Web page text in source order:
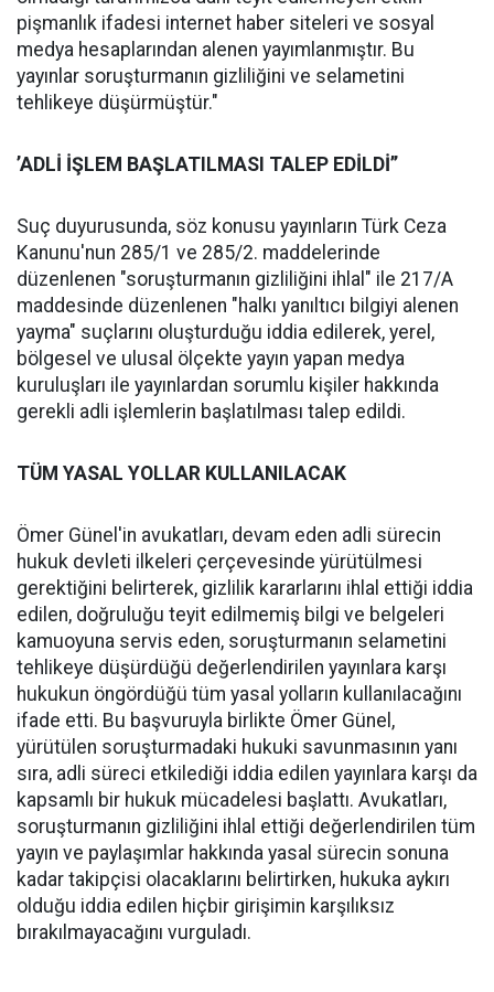
pişmanlık ifadesi internet haber siteleri ve sosyal
medya hesaplarından alenen yayımlanmıştır. Bu
yayınlar soruşturmanın gizliliğini ve selametini
tehlikeye düşürmüştür."
’ADLİ İŞLEM BAŞLATILMASI TALEP EDİLDİ’’
Suç duyurusunda, söz konusu yayınların Türk Ceza
Kanunu'nun 285/1 ve 285/2. maddelerinde
düzenlenen "soruşturmanın gizliliğini ihlal" ile 217/A
maddesinde düzenlenen "halkı yanıltıcı bilgiyi alenen
yayma" suçlarını oluşturduğu iddia edilerek, yerel,
bölgesel ve ulusal ölçekte yayın yapan medya
kuruluşları ile yayınlardan sorumlu kişiler hakkında
gerekli adli işlemlerin başlatılması talep edildi.
TÜM YASAL YOLLAR KULLANILACAK
Ömer Günel'in avukatları, devam eden adli sürecin
hukuk devleti ilkeleri çerçevesinde yürütülmesi
gerektiğini belirterek, gizlilik kararlarını ihlal ettiği iddia
edilen, doğruluğu teyit edilmemiş bilgi ve belgeleri
kamuoyuna servis eden, soruşturmanın selametini
tehlikeye düşürdüğü değerlendirilen yayınlara karşı
hukukun öngördüğü tüm yasal yolların kullanılacağını
ifade etti. Bu başvuruyla birlikte Ömer Günel,
yürütülen soruşturmadaki hukuki savunmasının yanı
sıra, adli süreci etkilediği iddia edilen yayınlara karşı da
kapsamlı bir hukuk mücadelesi başlattı. Avukatları,
soruşturmanın gizliliğini ihlal ettiği değerlendirilen tüm
yayın ve paylaşımlar hakkında yasal sürecin sonuna
kadar takipçisi olacaklarını belirtirken, hukuka aykırı
olduğu iddia edilen hiçbir girişimin karşılıksız
bırakılmayacağını vurguladı.